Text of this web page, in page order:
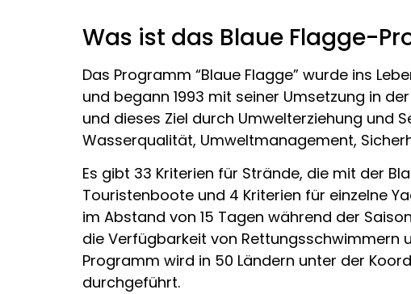
Was ist das Blaue Flagge-
Das Programm “Blaue Flagge” wurde ins
und begann 1993 mit seiner Umsetzung in
und dieses Ziel durch Umwelterziehung und
Wasserqualität, Umweltmanagement,
Es gibt 33 Kriterien für Strände, die mit der
Touristenboote und 4 Kriterien für einzelne
im Abstand von 15 Tagen während der
die Verfügbarkeit von Rettungsschwimmern
Programm wird in 50 Ländern unter der
durchgeführt.